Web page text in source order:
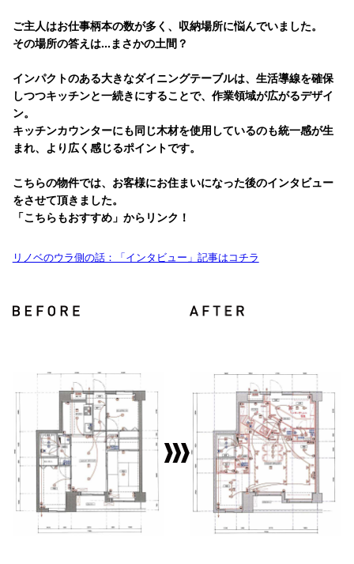
ご主人はお仕事柄本の数が多く、収納場所に悩んでいました。
その場所の答えは...まさかの土間？
インパクトのある大きなダイニングテーブルは、生活導線を確保
しつつキッチンと一続きにすることで、作業領域が広がるデザイ
ン。
キッチンカウンターにも同じ木材を使用しているのも統一感が生
まれ、より広く感じるポイントです。
こちらの物件では、お客様にお住まいになった後のインタビュー
をさせて頂きました。
「こちらもおすすめ」からリンク！
リノベのウラ側の話：「インタビュー」記事はコチラ